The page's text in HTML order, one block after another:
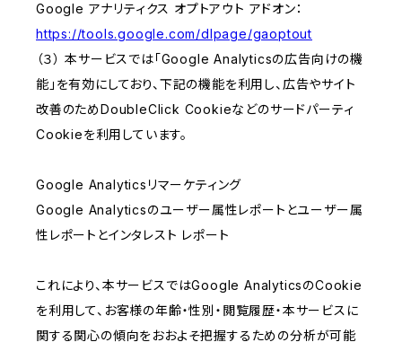
Google アナリティクス オプトアウト アドオン：
https://tools.google.com/dlpage/gaoptout
（３） 本サービスでは「Google Analyticsの広告向けの機
能」を有効にしており、下記の機能を利用し、広告やサイト
改善のためDoubleClick Cookieなどのサードパーティ
Cookieを利用しています。
Google Analyticsリマーケティング
Google Analyticsのユーザー属性レポートとユーザー属
性レポートとインタレスト レポート
これにより、本サービスではGoogle AnalyticsのCookie
を利用して、お客様の年齢・性別・閲覧履歴・本サービスに
関する関心の傾向をおおよそ把握するための分析が可能